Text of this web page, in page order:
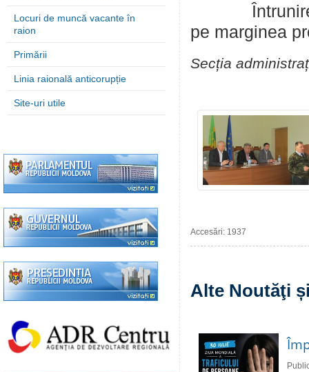
Locuri de muncă vacante în
raion
Primării
Linia raională anticorupție
Site-uri utile
Întrunirea
pe marginea
Secția
Accesări: 1937
Alte Noutăţi